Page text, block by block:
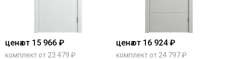
ценаот 15 966 ₽
комплект от 23 479 ₽
ценаот 16 924 ₽
комплект от 24 797 ₽